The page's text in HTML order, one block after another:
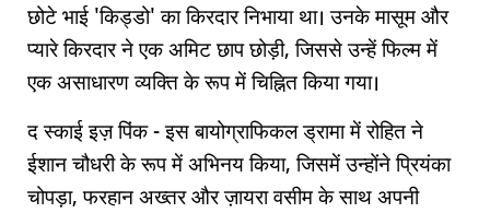
छोटे भाई 'किड्डो' का किरदार निभाया था। उनके मासूम और
प्यारे किरदार ने एक अमिट छाप छोड़ी, जिससे उन्हें फिल्म में
एक असाधारण व्यक्ति के रूप में चिह्नित किया गया।
द स्काई इज़ पिंक - इस बायोग्राफिकल ड्रामा में रोहित ने
ईशान चौधरी के रूप में अभिनय किया, जिसमें उन्होंने प्रियंका
चोपड़ा, फरहान अख्तर और ज़ायरा वसीम के साथ अपनी